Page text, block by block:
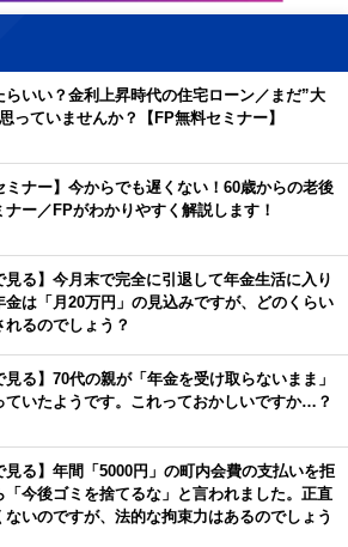
らいい？金利上昇時代の住宅ローン／まだ”大
っていませんか？【FP無料セミナー】
ミナー】今からでも遅くない！60歳からの老後
ナー／FPがわかりやすく解説します！
見る】今月末で完全に引退して年金生活に入り
金は「月20万円」の見込みですが、どのくらい
れるのでしょう？
見る】70代の親が「年金を受け取らないまま」
ていたようです。これっておかしいですか…？
見る】年間「5000円」の町内会費の支払いを拒
「今後ゴミを捨てるな」と言われました。正直
ないのですが、法的な拘束力はあるのでしょう